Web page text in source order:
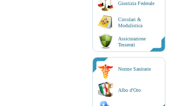
Giustizia Federale
Circolari &
Modulistica
Assicurazione
Tesserati
Norme Sanitarie
Albo d'Oro